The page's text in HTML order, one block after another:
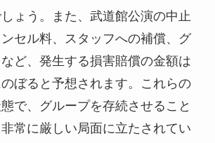
ょう。また、武道館公演の中止
セル料、スタッフへの補償、グ
ど、発生する損害賠償の金額は
ぼると予想されます。これらの
で、グループを存続させること
常に厳しい局面に立たされてい